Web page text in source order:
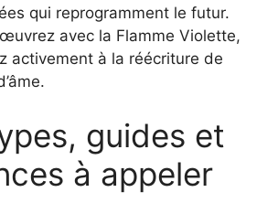
qui reprogramment le futur.
avec la Flamme Violette,
activement à la réécriture de
guides et
à appeler